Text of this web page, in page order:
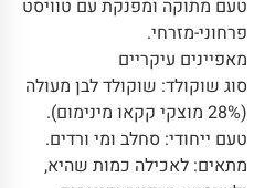
טעם מתוקה ומפנקת עם טוויסט
פרחוני-מזרחי.
מאפיינים עיקריים
סוג שוקולד: שוקולד לבן מעולה
(28% מוצקי קקאו מינימום).
טעם ייחודי: סחלב ומי ורדים.
מתאים: לאכילה כמות שהיא,